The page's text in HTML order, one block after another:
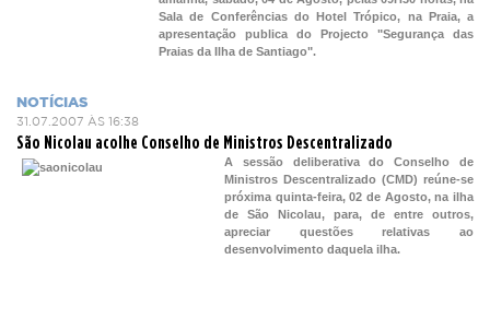
Sala de Conferências do Hotel Trópico, na Praia, a
apresentação publica do Projecto "Segurança das
Praias da Ilha de Santiago".
NOTÍCIAS
31.07.2007 ÀS 16:38
São Nicolau acolhe Conselho de Ministros Descentralizado
A sessão deliberativa do Conselho de
Ministros Descentralizado (CMD) reúne-se
próxima quinta-feira, 02 de Agosto, na ilha
de São Nicolau, para, de entre outros,
apreciar questões relativas ao
desenvolvimento daquela ilha.